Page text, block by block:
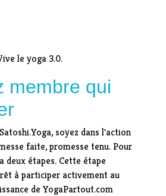
le yoga 3.0.
membre qui
soyez dans l'action
faite, promesse tenu. Pour
deux étapes. Cette étape
à participer activement au
de YogaPartout.com